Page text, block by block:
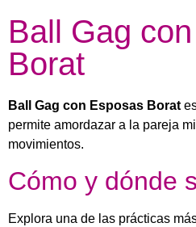
Ball Gag
Borat
Ball Gag con Esposas Borat
permite amordazar a la pareja
movimientos.
Cómo y dónde
Explora una de las prácticas